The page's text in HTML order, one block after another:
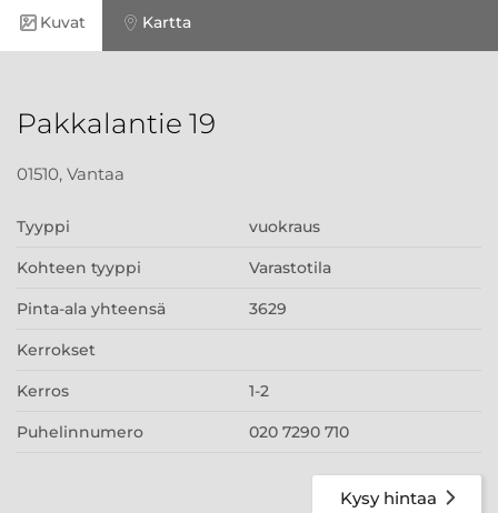
Kuvat Kartta
Pakkalantie 19
01510, Vantaa
Tyyppi vuokraus
Kohteen tyyppi Varastotila
Pinta-ala yhteensä 3629
Kerrokset
Kerros 1-2
Puhelinnumero 020 7290 710
Kysy hintaa